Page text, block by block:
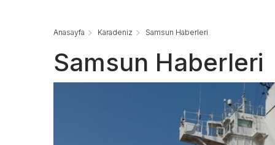
Anasayfa Karadeniz Samsun Haberleri
Samsun Haberleri